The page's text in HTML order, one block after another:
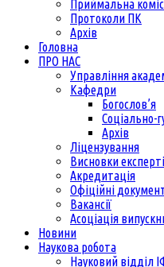
Приймальна
Протоколи ПК
Архів
Головна
ПРО НАС
Управління
Кафедри
Богослов’я
Соціально-
Архів
Ліцензування
Висновки
Акредитація
Офіційні
Вакансії
Асоціація
Новини
Наукова робота
Науковий відділ